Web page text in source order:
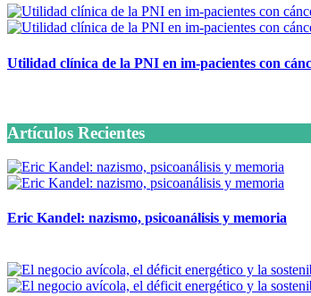
Utilidad clínica de la PNI en im-pacientes con
Artículos Recientes
Eric Kandel: nazismo, psicoanálisis y memoria